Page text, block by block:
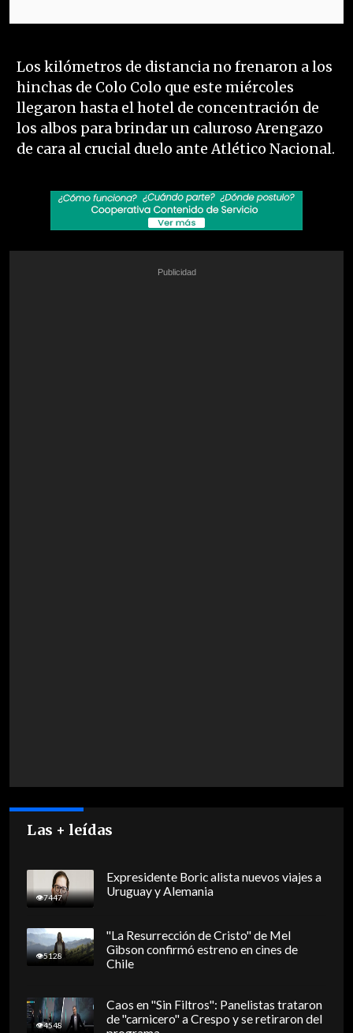
Los kilómetros de distancia no frenaron a los
hinchas de Colo Colo que este miércoles
llegaron hasta el hotel de concentración de
los albos para brindar un caluroso Arengazo
de cara al crucial duelo ante Atlético Nacional.
Las + leídas
7447
Expresidente Boric alista nuevos viajes a
Uruguay y Alemania
5128
"La Resurrección de Cristo" de Mel
Gibson confirmó estreno en cines de
Chile
4548
Caos en "Sin Filtros": Panelistas trataron
de "carnicero" a Crespo y se retiraron del